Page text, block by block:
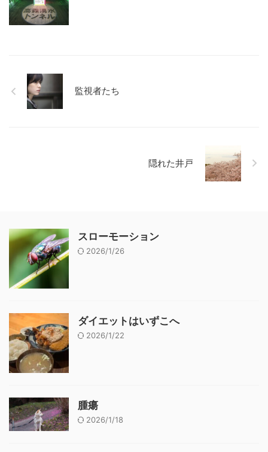
監視者たち
隠れた井戸
スローモーション
2026/1/26
ダイエットはいずこへ
2026/1/22
腫瘍
2026/1/18